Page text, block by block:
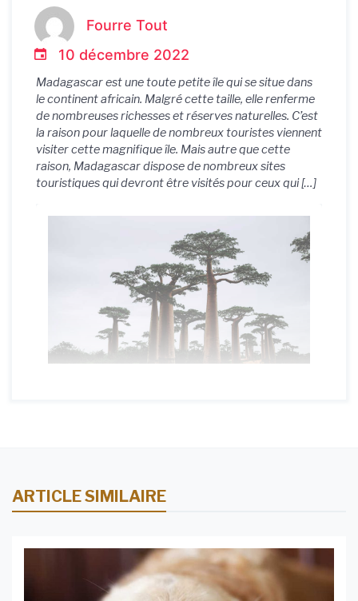
Fourre Tout
10 décembre 2022
Madagascar est une toute petite île qui se situe dans
le continent africain. Malgré cette taille, elle renferme
de nombreuses richesses et réserves naturelles. C’est
la raison pour laquelle de nombreux touristes viennent
visiter cette magnifique île. Mais autre que cette
raison, Madagascar dispose de nombreux sites
touristiques qui devront être visités pour ceux qui […]
ARTICLE SIMILAIRE